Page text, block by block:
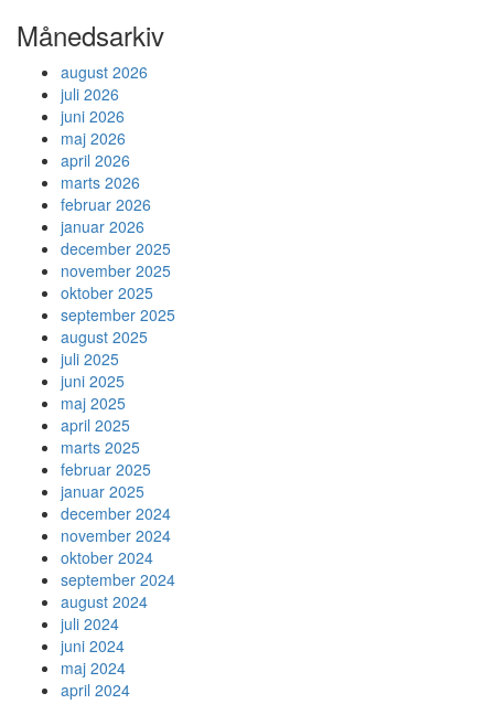
Månedsarkiv
august 2026
juli 2026
juni 2026
maj 2026
april 2026
marts 2026
februar 2026
januar 2026
december 2025
november 2025
oktober 2025
september 2025
august 2025
juli 2025
juni 2025
maj 2025
april 2025
marts 2025
februar 2025
januar 2025
december 2024
november 2024
oktober 2024
september 2024
august 2024
juli 2024
juni 2024
maj 2024
april 2024